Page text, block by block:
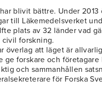
blivit bättre. Under
till Läkemedelsverket
plats av 32 länder vad
forskning.
överlag att läget är
ge forskare och
och sammanhållen
för Forska